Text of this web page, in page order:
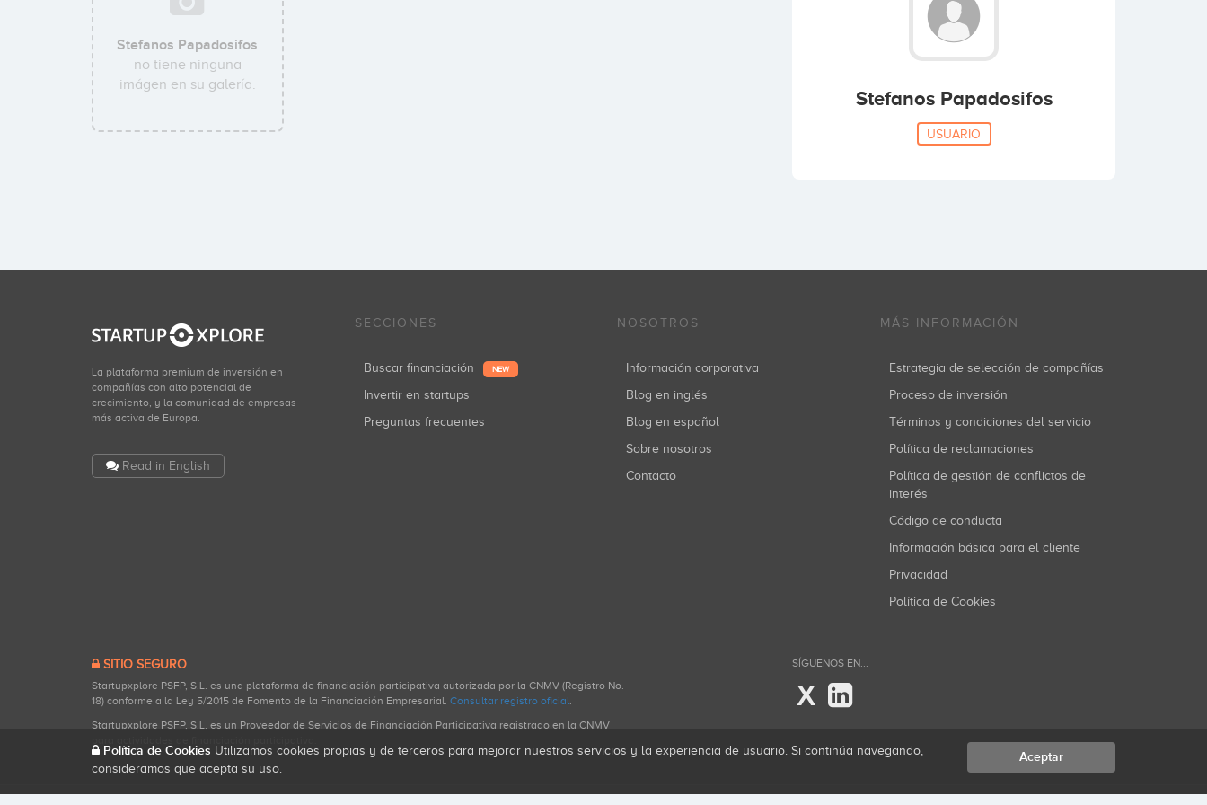
Stefanos Papadosifos
no tiene ninguna
imágen en su galería.
Stefanos Papadosifos
USUARIO
La plataforma premium de inversión en
compañías con alto potencial de
crecimiento, y la comunidad de empresas
más activa de Europa.
Read in English
SECCIONES
Buscar financiación NEW
Invertir en startups
Preguntas frecuentes
NOSOTROS
Información corporativa
Blog en inglés
Blog en español
Sobre nosotros
Contacto
MÁS INFORMACIÓN
Estrategia de selección de compañías
Proceso de inversión
Términos y condiciones del servicio
Política de reclamaciones
Política de gestión de conflictos de
interés
Código de conducta
Información básica para el cliente
Privacidad
Política de Cookies
SITIO SEGURO
Startupxplore PSFP, S.L. es una plataforma de financiación participativa autorizada por la CNMV (Registro No.
18) conforme a la Ley 5/2015 de Fomento de la Financiación Empresarial. Consultar registro oficial.
Startupxplore PSFP, S.L. es un Proveedor de Servicios de Financiación Participativa registrado en la CNMV
SÍGUENOS EN...
X
Política de Cookies Utilizamos cookies propias y de terceros para mejorar nuestros servicios y la experiencia de usuario. Si continúa navegando,
consideramos que acepta su uso.
Aceptar